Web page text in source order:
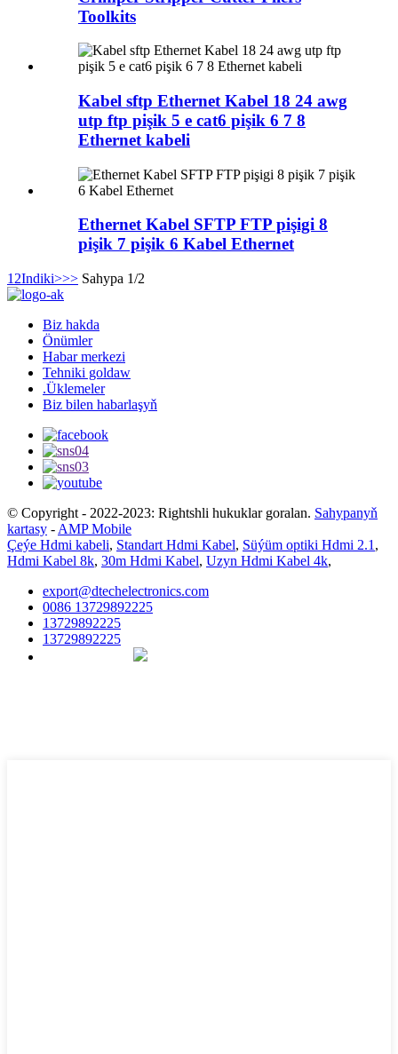
Toolkits
Kabel sftp Ethernet Kabel 18 24 awg
utp ftp pişik 5 e cat6 pişik 6 7 8
Ethernet kabeli
Ethernet Kabel SFTP FTP pişigi 8
pişik 7 pişik 6 Kabel Ethernet
1 2Indiki>>> Sahypa 1/2
Biz hakda
Önümler
Habar merkezi
Tehniki goldaw
.Üklemeler
Biz bilen habarlaşyň
© Copyright - 2022-2023: Rightshli hukuklar goralan. Sahypanyň
kartasy - AMP Mobile
Çeýe Hdmi kabeli, Standart Hdmi Kabel, Süýüm optiki Hdmi 2.1 ,
Hdmi Kabel 8k, 30m Hdmi Kabel, Uzyn Hdmi Kabel 4k,
export@dtechelectronics.com
0086 13729892225
13729892225
13729892225